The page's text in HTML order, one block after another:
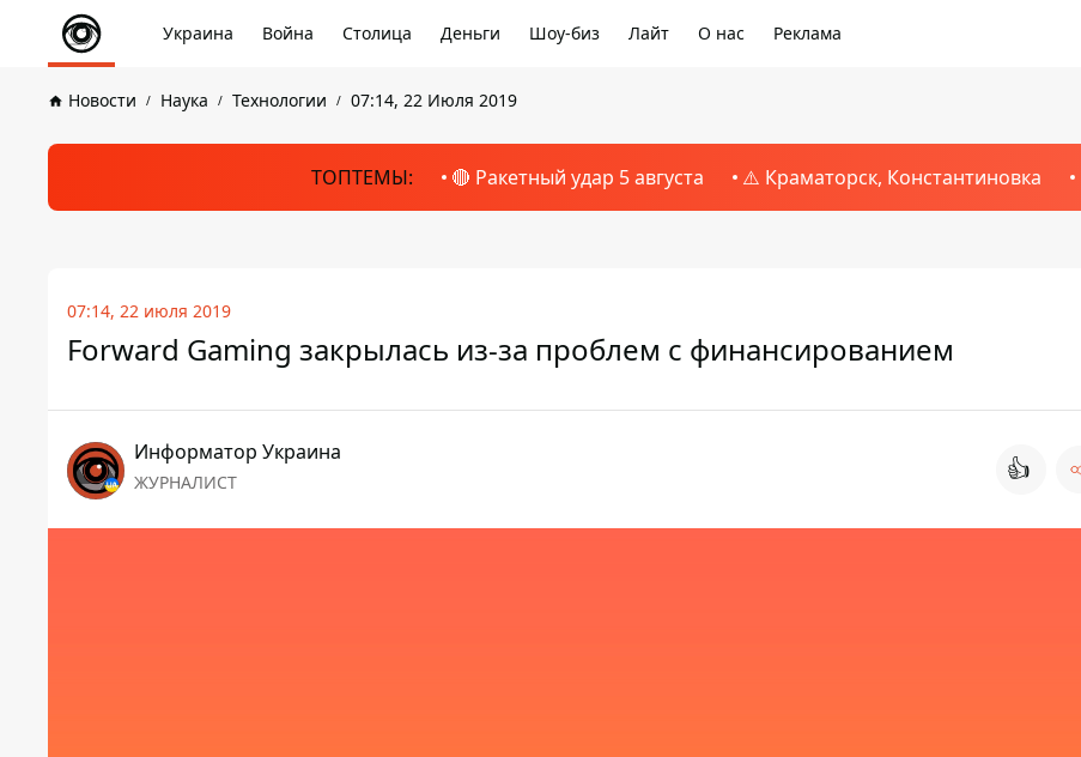
Украина Война Столица Деньги Шоу-биз Лайт О нас Реклама
Новости Наука Технологии 07:14, 22 Июля 2019
ТОПТЕМЫ: 🔴 Ракетный удар 5 августа ⚠️ Краматорск, Константиновка
07:14, 22 июля 2019
Forward Gaming закрылась из-за проблем с финансированием
Информатор Украина
ЖУРНАЛИСТ 👍